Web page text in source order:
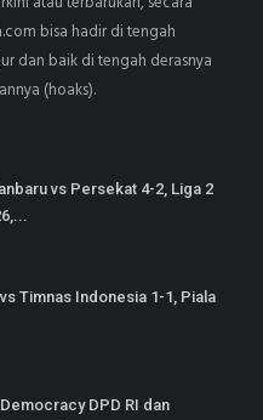
bisa hadir di tengah
dan baik di tengah derasnya
(hoaks).
vs Persekat 4-2, Liga 2
Timnas Indonesia 1-1, Piala
DPD RI dan